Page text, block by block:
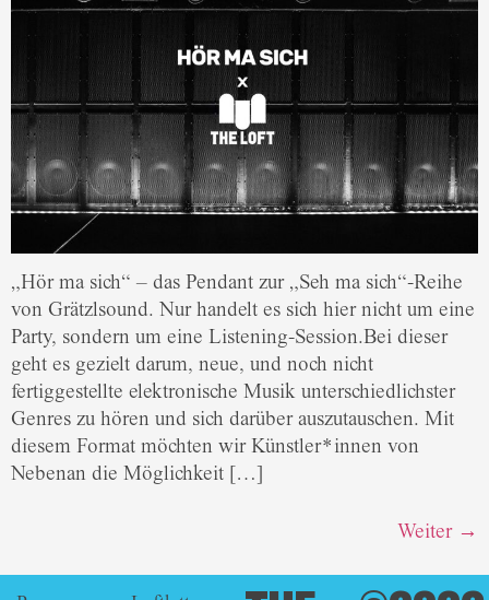
„Hör ma sich“ – das Pendant zur „Seh ma sich“-Reihe
von Grätzlsound. Nur handelt es sich hier nicht um eine
Party, sondern um eine Listening-Session.Bei dieser
geht es gezielt darum, neue, und noch nicht
fertiggestellte elektronische Musik unterschiedlichster
Genres zu hören und sich darüber auszutauschen. Mit
diesem Format möchten wir Künstler*innen von
Nebenan die Möglichkeit […]
Weiter →